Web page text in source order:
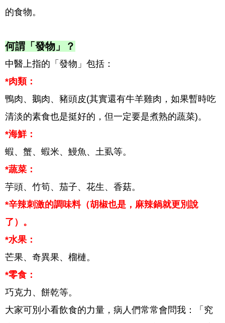
的食物。
何謂「發物」？
中醫上指的「發物」包括：
*肉類：
鴨肉、鵝肉、豬頭皮(其實還有牛羊雞肉，如果暫時吃
清淡的素食也是挺好的，但一定要是煮熟的蔬菜)。
*海鮮：
蝦、蟹、蝦米、鰻魚、土虱等。
*蔬菜：
芋頭、竹筍、茄子、花生、香菇。
*辛辣刺激的調味料（胡椒也是，麻辣鍋就更別說
了）。
*水果：
芒果、奇異果、榴槤。
*零食：
巧克力、餅乾等。
大家可別小看飲食的力量，病人們常常會問我：「究